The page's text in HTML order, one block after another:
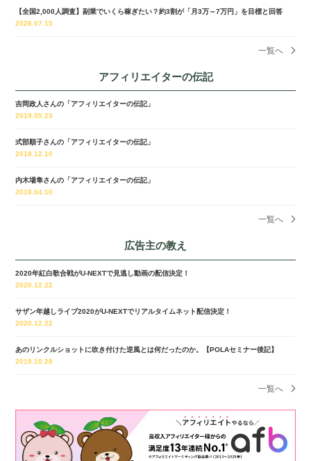
【全国2,000人調査】副業でいくら稼ぎたい？約3割が「月3万～7万円」を目標と回答
2026.07.15
一覧へ
アフィリエイターの伝記
吉岡政人さんの「アフィリエイターの伝記」
2019.05.23
式部順子さんの「アフィリエイターの伝記」
2018.12.10
内木場隼さんの「アフィリエイターの伝記」
2018.04.10
一覧へ
広告主の教え
2020年紅白歌合戦がU-NEXTで見逃し動画の配信決定！
2020.12.22
サザン年越しライブ2020がU-NEXTでリアルタイムネット配信決定！
2020.12.22
あのリンクルショットに吹き付けた逆風とは何だったのか。【POLAセミナー後記】
2019.10.28
一覧へ